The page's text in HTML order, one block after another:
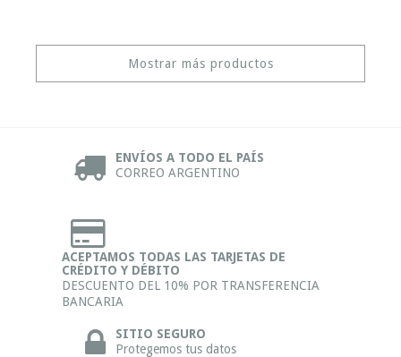
Mostrar más productos
ENVÍOS A TODO EL PAÍS
CORREO ARGENTINO
ACEPTAMOS TODAS LAS TARJETAS DE
CRÉDITO Y DÉBITO
DESCUENTO DEL 10% POR TRANSFERENCIA
BANCARIA
SITIO SEGURO
Protegemos tus datos